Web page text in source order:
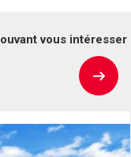
vous intéresser